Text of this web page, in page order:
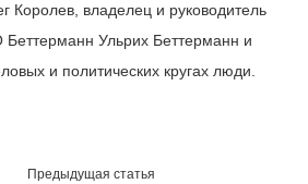
Королев, владелец и руководитель
Ульрих Беттерманн и
и политических кругах люди.
Предыдущая статья